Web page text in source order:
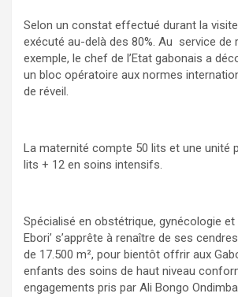
Selon un constat effectué durant la
exécuté au-delà des 80%. Au service de
exemple, le chef de l’Etat gabonais a
un bloc opératoire aux normes
de réveil.
La maternité compte 50 lits et une unité
lits + 12 en soins intensifs.
Spécialisé en obstétrique, gynécologie et
Ebori’ s’apprête à renaître de ses
de 17.500 m², pour bientôt offrir aux
enfants des soins de haut niveau
engagements pris par Ali Bongo